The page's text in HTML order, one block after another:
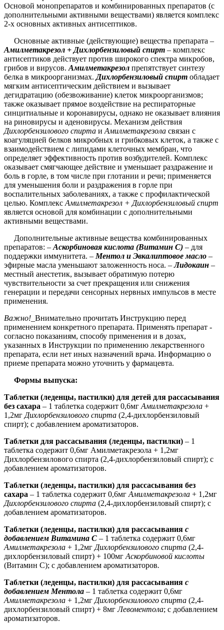
Основой монопрепаратов и комбинированных препаратов (с
дополнительными активными веществами) является комплекс
2-х основных активных антисептиков.
Основные активные (действующие) вещества препарата –
Амилметакрезол + Дихлорбензиловый спирт – комплекс
антисептиков действует против широкого спектра микробов,
грибов и вирусов. Амилметакрезол препятствует синтезу
белка в микроорганизмах. Дихлорбензиловый спирт обладает
мягким антисептическим действием и вызывает
дегидратацию (обезвоживание) клеток микроорганизмов;
также оказывает прямое воздействие на респираторные
синцитиальные и коронавирусы, однако не оказывает влияния
на риновирусы и аденовирусы. Механизм действия
Дихлорбензилового спирта и Амилметакрезола связан с
коагуляцией белков микробных и грибковых клеток, а также с
взаимодействием с липидами клеточных мембран, что
определяет эффективность против возбудителей. Комплекс
оказывает смягчающее действие и уменьшает раздражение и
боль в горле, в том числе при глотании и речи; применяется
для уменьшения боли и раздражения в горле при
воспалительных заболеваниях, а также с профилактической
целью. Комплекс Амилметакрезол + Дихлорбензиловый спирт
является основой для комбинации с дополнительными
активными веществами.
Дополнительные активные вещества комбинированных
препаратов: – Аскорбиновая кислота (Витамин С) – для
поддержки иммунитета. – Ментол и Эвкалиптовое масло –
эфирные масла уменьшают заложенность носа. –Лидокаин –
местный анестетик, вызывает обратимую потерю
чувствительности за счет прекращения или снижения
генерации и передачи сенсорных нервных импульсов в месте
применения.
Важно!_ Внимательно прочитать Инструкцию перед
применением конкретного препарата. Применять препарат -
согласно показаниям, способу применения и в дозах,
указанных в Инструкции по применению лекарственного
препарата, если нет иных назначений врача. Информацию о
приеме препарата можно уточнить у фармацевта.
Формы выпуска:
Таблетки (леденцы, пастилки) для детей для рассасывания
без сахара – 1 таблетка содержит 0,6мг Амилметакрезола +
1,2мг Дихлорбензилового спирта (2,4-дихлорбензиловый
спирт); с добавлением ароматизаторов.
Таблетки для рассасывания (леденцы, пастилки) – 1
таблетка содержит 0,6мг Амилметакрезола + 1,2мг
Дихлорбензилового спирта (2,4-дихлорбензиловый спирт); с
добавлением ароматизаторов.
Таблетки (леденцы, пастилки) для рассасывания без
сахара – 1 таблетка содержит 0,6мг Амилметакрезола + 1,2мг
Дихлорбензилового спирта (2,4-дихлорбензиловый спирт); с
добавлением ароматизаторов.
Таблетки (леденцы, пастилки) для рассасывания с
добавлением Витамина С – 1 таблетка содержит 0,6мг
Амилметакрезола + 1,2мг Дихлорбензилового спирта (2,4-
дихлорбензиловый спирт) + 100мг Аскорбиновой кислоты
(Витамин С); с добавлением ароматизаторов.
Таблетки (леденцы, пастилки) для рассасывания с
добавлением Ментола – 1 таблетка содержит 0,6мг
Амилметакрезола + 1,2мг Дихлорбензилового спирта (2,4-
дихлорбензиловый спирт) + 8мгЛевоментола; с добавлением
ароматизаторов.